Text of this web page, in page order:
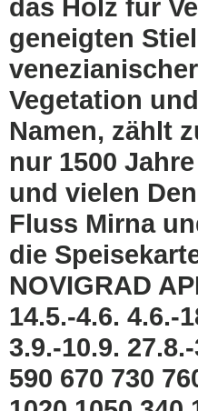
das Holz für
geneigten
Vegetation
Namen, zählt
nur 1500
und vielen
Fluss Mirna
die
NOVIGRAD
14.5.-4.6. 4.6.-
3.9.-10.9.
590 670 730